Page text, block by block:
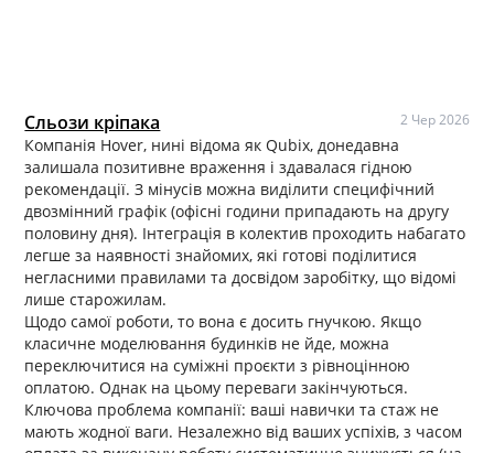
Сльози кріпака 2 Чер 2026
Компанія Hover, нині відома як Qubix, донедавна
залишала позитивне враження і здавалася гідною
рекомендації. З мінусів можна виділити специфічний
двозмінний графік (офісні години припадають на другу
половину дня). Інтеграція в колектив проходить набагато
легше за наявності знайомих, які готові поділитися
негласними правилами та досвідом заробітку, що відомі
лише старожилам.
Щодо самої роботи, то вона є досить гнучкою. Якщо
класичне моделювання будинків не йде, можна
переключитися на суміжні проєкти з рівноцінною
оплатою. Однак на цьому переваги закінчуються.
Ключова проблема компанії: ваші навички та стаж не
мають жодної ваги. Незалежно від ваших успіхів, з часом